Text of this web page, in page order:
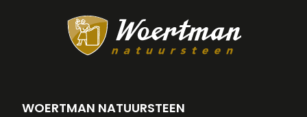
WOERTMAN NATUURSTEEN